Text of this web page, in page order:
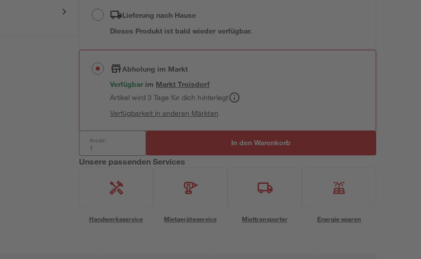
Lieferung nach Hause
Dieses Produkt ist bald wieder verfügbar.
Abholung im Markt
Verfügbar im MarktTroisdorf
Artikel wird 3 Tage für dich hinterlegt
Verfügbarkeit in anderen Märkten
Anzahl: In den Warenkorb
Unsere passenden Services
Handwerksservice Mietgeräteservice Miettransporter Energie sparen